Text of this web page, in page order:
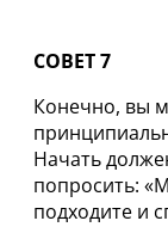
СОВЕТ 7
Конечно, вы
Начать
попросить:
подходите и